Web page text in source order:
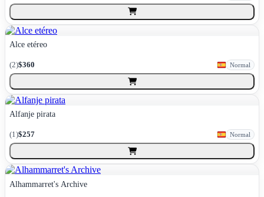
Alce etéreo
(2)$360 Normal
Alfanje pirata
(1)$257 Normal
Alhammarret's Archive